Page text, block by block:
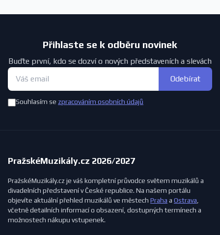
Přihlaste se k odběru novinek
Buďte první, kdo se dozví o nových představeních a slevách
Odebírat
Souhlasím se zpracováním osobních údajů
PražskéMuzikály.cz 2026/2027
PražskéMuzikály.cz je váš kompletní průvodce světem muzikálů a
divadelních představení v České republice. Na našem portálu
objevíte aktuální přehled muzikálů ve městech Praha a Ostrava
včetně detailních informací o obsazení, dostupných termínech a
možnostech nákupu vstupenek.